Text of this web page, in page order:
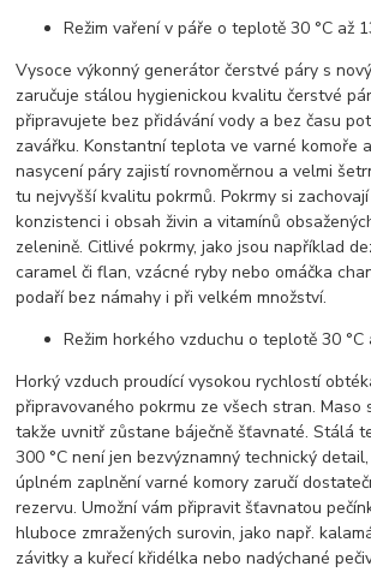
Režim vaření v páře o teplotě 30 °C až
Vysoce výkonný generátor čerstvé páry s
zaručuje stálou hygienickou kvalitu čerstvé
připravujete bez přidávání vody a bez času
zavářku. Konstantní teplota ve varné komoře
nasycení páry zajistí rovnoměrnou a velmi
tu nejvyšší kvalitu pokrmů. Pokrmy si
konzistenci i obsah živin a vitamínů
zelenině. Citlivé pokrmy, jako jsou například
caramel či flan, vzácné ryby nebo omáčka
podaří bez námahy i při velkém množství.
Režim horkého vzduchu o teplotě 30 °C
Horký vzduch proudící vysokou rychlostí
připravovaného pokrmu ze všech stran. Maso
takže uvnitř zůstane báječně šťavnaté. Stálá
300 °C není jen bezvýznamný technický
úplném zaplnění varné komory zaručí
rezervu. Umožní vám připravit šťavnatou
hluboce zmražených surovin, jako např.
závitky a kuřecí křidélka nebo nadýchané